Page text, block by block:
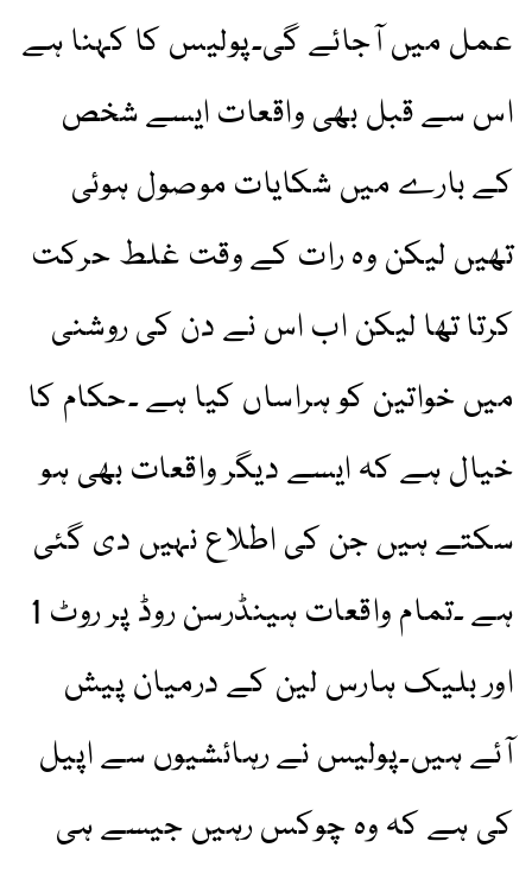
عمل میں آجائے گی۔پولیس کا کہنا ہے
اس سے قبل بھی واقعات ایسے شخص
کے بارے میں شکایات موصول ہوئی
تھیں لیکن وہ رات کے وقت غلط حرکت
کرتا تھا لیکن اب اس نے دن کی روشنی
میں خواتین کو ہراساں کیا ہے ۔حکام کا
خیال ہے کہ ایسے دیگر واقعات بھی ہو
سکتے ہیں جن کی اطلاع نہیں دی گئی
ہے ۔تمام واقعات ہینڈرسن روڈ پر روٹ 1
اور بلیک ہارس لین کے درمیان پیش
آئے ہیں۔پولیس نے رہائشیوں سے اپیل
کی ہے کہ وہ چوکس رہیں جیسے ہی